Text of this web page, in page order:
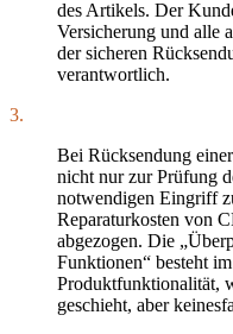
des Artikels. Der
Versicherung und alle
der sicheren
verantwortlich.
3.
Bei Rücksendung
nicht nur zur Prüfung
notwendigen Eingriff
Reparaturkosten von
abgezogen. Die
Funktionen“ besteht
Produktfunktionalität,
geschieht, aber